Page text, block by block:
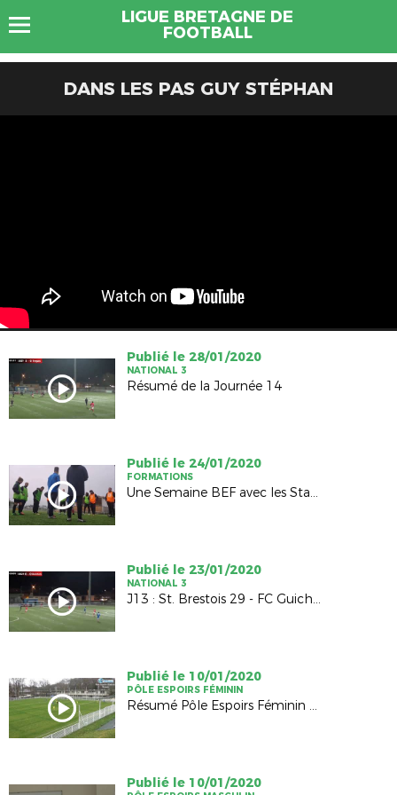
LIGUE BRETAGNE DE
FOOTBALL
DANS LES PAS GUY STÉPHAN
Publié le 28/01/2020
NATIONAL 3
Résumé de la Journée 14
Publié le 24/01/2020
FORMATIONS
Une Semaine BEF avec les Stagiaires de la promotion 19-20
Publié le 23/01/2020
NATIONAL 3
J13 : St. Brestois 29 - FC Guichen (0-0)
Publié le 10/01/2020
PÔLE ESPOIRS FÉMININ
Résumé Pôle Espoirs Féminin - FC Nantes (2-8)
Publié le 10/01/2020